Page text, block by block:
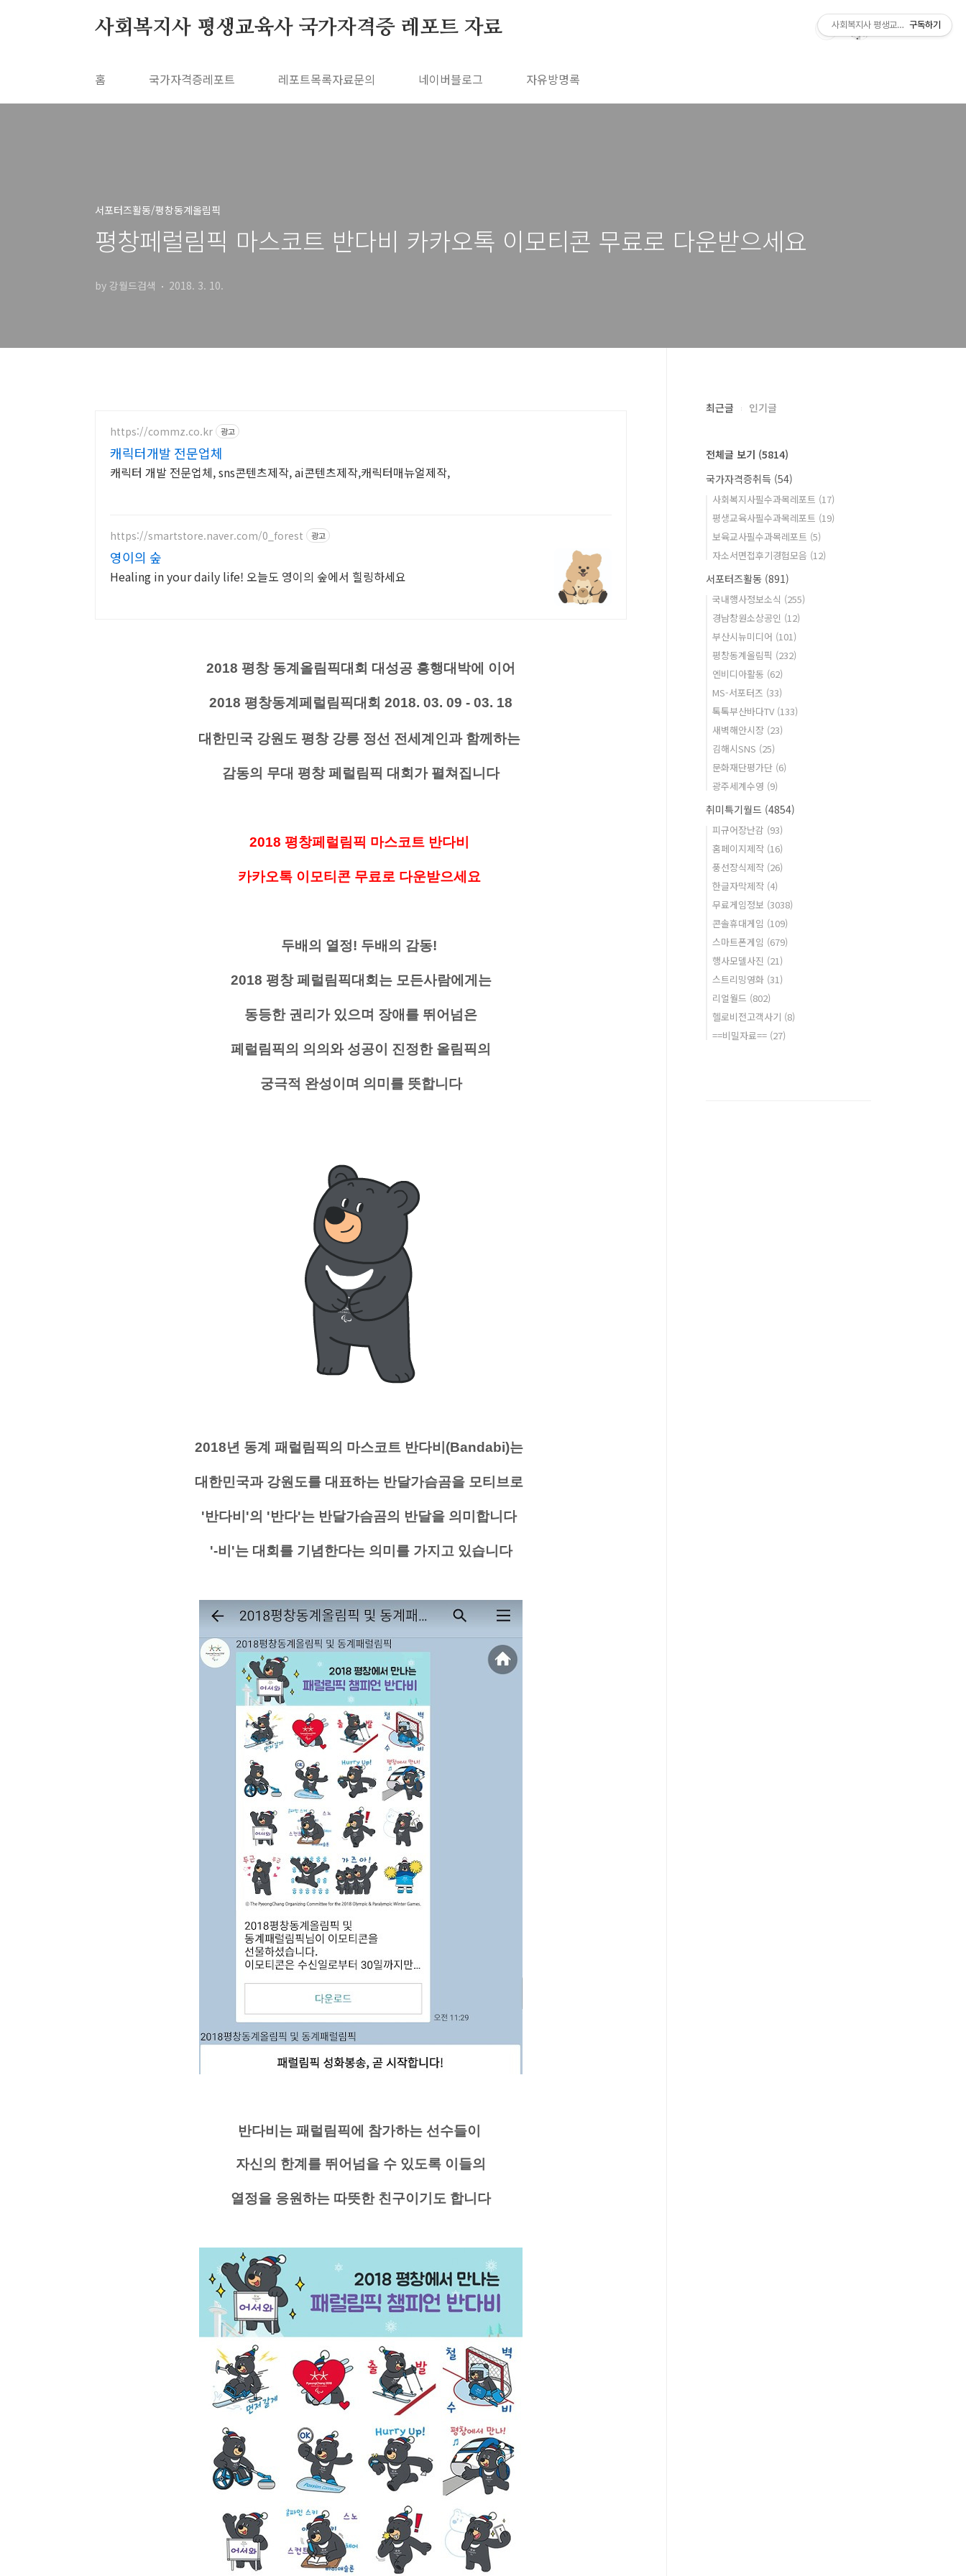
사회복지사 평생교육사 국가자격증 레포트 자료
홈 국가자격증레포트 레포트목록자료문의 네이버블로그 자유방명록
서포터즈활동/평창동계올림픽
평창페럴림픽 마스코트 반다비 카카오톡 이모티콘 무료로 다운받으세요
by 강월드검색 2018. 3. 10.
https://commz.co.kr 광고
캐릭터개발 전문업체
캐릭터 개발 전문업체, sns콘텐츠제작, ai콘텐츠제작,캐릭터매뉴얼제작,
https://smartstore.naver.com/0_forest 광고
영이의 숲
Healing in your daily life! 오늘도 영이의 숲에서 힐링하세요
2018 평창 동계올림픽대회 대성공 흥행대박에 이어
2018 평창동계페럴림픽대회 2018. 03. 09 - 03. 18
대한민국 강원도 평창 강릉 정선 전세계인과 함께하는
감동의 무대 평창페럴림픽 대회가 펼쳐집니다
2018 평창페럴림픽 마스코트 반다비
카카오톡 이모티콘 무료로 다운받으세요
두배의 열정! 두배의 감동!
2018 평창 페럴림픽대회는 모든사람에게는
동등한 권리가 있으며 장애를 뛰어넘은
페럴림픽의 의의와 성공이 진정한 올림픽의
궁극적 완성이며 의미를 뜻합니다
2018년 동계 패럴림픽의 마스코트 반다비(Bandabi)는
대한민국과 강원도를 대표하는 반달가슴곰을 모티브로
'반다비'의 '반다'는 반달가슴곰의 반달을 의미합니다
'-비'는 대회를 기념한다는 의미를 가지고 있습니다
반다비는 패럴림픽에 참가하는 선수들이
자신의 한계를 뛰어넘을 수 있도록 이들의
열정을 응원하는 따뜻한 친구이기도 합니다
최근글 인기글
전체글 보기 (5814)
국가자격증취득 (54)
사회복지사필수과목레포트 (17)
평생교육사필수과목레포트 (19)
보육교사필수과목레포트 (5)
자소서면접후기경험모음 (12)
서포터즈활동 (891)
국내행사정보소식 (255)
경남창원소상공인 (12)
부산시뉴미디어 (101)
평창동계올림픽 (232)
엔비디아활동 (62)
MS-서포터즈 (33)
톡톡부산바다TV (133)
새벽해안시장 (23)
김해시SNS (25)
문화재단평가단 (6)
광주세계수영 (9)
취미특기월드 (4854)
피규어장난감 (93)
홈페이지제작 (16)
풍선장식제작 (26)
한글자막제작 (4)
무료게임정보 (3038)
콘솔휴대게임 (109)
스마트폰게임 (679)
행사모델사진 (21)
스트리밍영화 (31)
리얼월드 (802)
헬로비전고객사기 (8)
==비밀자료== (27)
사회복지사 평생교육사 국가자격증
구독하기